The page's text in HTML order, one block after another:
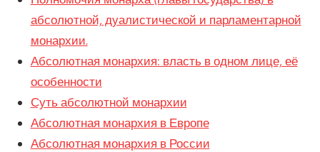
абсолютной, дуалистической и парламентарной
монархии.
Абсолютная монархия: власть в одном лице, её
особенности
Суть абсолютной монархии
Абсолютная монархия в Европе
Абсолютная монархия в России